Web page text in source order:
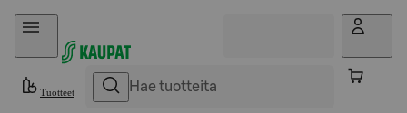
Hyppää sisältöön
Tuotteet